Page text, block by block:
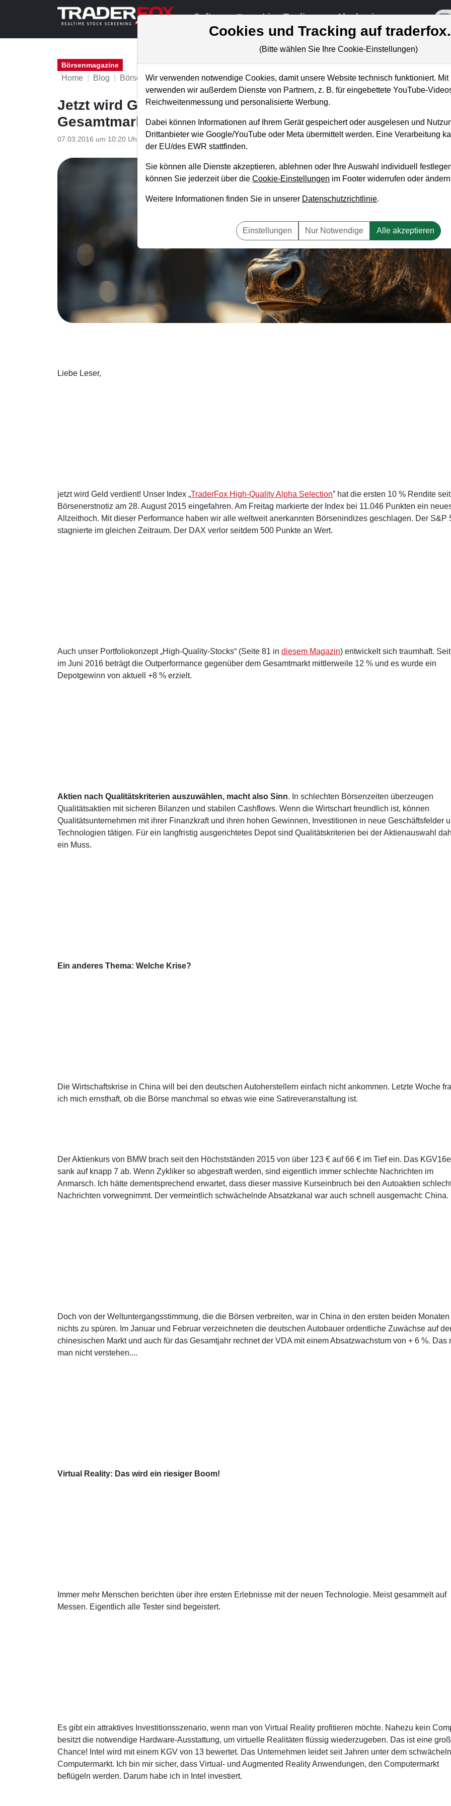
Software Live-Trading Akademie
Börsenmagazine
Home Blog Börsenmagazine
Jetzt wird Geld verdient: TraderFox-Konzepte lassen den
Gesamtmarkt links liegen!
07.03.2016 um 10:20 Uhr TraderFox GmbH
Liebe Leser,
jetzt wird Geld verdient! Unser Index „TraderFox High-Quality Alpha Selection” hat die ersten 10 % Rendite seit
Börsenerstnotiz am 28. August 2015 eingefahren. Am Freitag markierte der Index bei 11.046 Punkten ein
Allzeithoch. Mit dieser Performance haben wir alle weltweit anerkannten Börsenindizes geschlagen. Der S&P
stagnierte im gleichen Zeitraum. Der DAX verlor seitdem 500 Punkte an Wert.
Auch unser Portfoliokonzept „High-Quality-Stocks“ (Seite 81 in diesem Magazin) entwickelt sich traumhaft.
im Juni 2016 beträgt die Outperformance gegenüber dem Gesamtmarkt mittlerweile 12 % und es wurde ein
Depotgewinn von aktuell +8 % erzielt.
Aktien nach Qualitätskriterien auszuwählen, macht also Sinn. In schlechten Börsenzeiten überzeugen
Qualitätsaktien mit sicheren Bilanzen und stabilen Cashflows. Wenn die Wirtschart freundlich ist, können
Qualitätsunternehmen mit ihrer Finanzkraft und ihren hohen Gewinnen, Investitionen in neue Geschäftsfelder
Technologien tätigen. Für ein langfristig ausgerichtetes Depot sind Qualitätskriterien bei der Aktienauswahl
ein Muss.
Ein anderes Thema: Welche Krise?
Die Wirtschaftskrise in China will bei den deutschen Autoherstellern einfach nicht ankommen. Letzte Woche
ich mich ernsthaft, ob die Börse manchmal so etwas wie eine Satireveranstaltung ist.
Der Aktienkurs von BMW brach seit den Höchstständen 2015 von über 123 € auf 66 € im Tief ein. Das KGV16e
sank auf knapp 7 ab. Wenn Zykliker so abgestraft werden, sind eigentlich immer schlechte Nachrichten im
Anmarsch. Ich hätte dementsprechend erwartet, dass dieser massive Kurseinbruch bei den Autoaktien
Nachrichten vorwegnimmt. Der vermeintlich schwächelnde Absatzkanal war auch schnell ausgemacht: China.
Doch von der Weltuntergangsstimmung, die die Börsen verbreiten, war in China in den ersten beiden Monaten
nichts zu spüren. Im Januar und Februar verzeichneten die deutschen Autobauer ordentliche Zuwächse auf
chinesischen Markt und auch für das Gesamtjahr rechnet der VDA mit einem Absatzwachstum von + 6 %. Das
man nicht verstehen....
Virtual Reality: Das wird ein riesiger Boom!
Immer mehr Menschen berichten über ihre ersten Erlebnisse mit der neuen Technologie. Meist gesammelt auf
Messen. Eigentlich alle Tester sind begeistert.
Es gibt ein attraktives Investitionsszenario, wenn man von Virtual Reality profitieren möchte. Nahezu kein
besitzt die notwendige Hardware-Ausstattung, um virtuelle Realitäten flüssig wiederzugeben. Das ist eine
Chance! Intel wird mit einem KGV von 13 bewertet. Das Unternehmen leidet seit Jahren unter dem
Computermarkt. Ich bin mir sicher, dass Virtual- und Augmented Reality Anwendungen, den Computermarkt
beflügeln werden. Darum habe ich in Intel investiert.
Cookies und Tracking auf
(Bitte wählen Sie Ihre Cookie-Einstellungen)
Wir verwenden notwendige Cookies, damit unsere Website technisch funktioniert.
verwenden wir außerdem Dienste von Partnern, z. B. für eingebettete YouTube-
Reichweitenmessung und personalisierte Werbung.
Dabei können Informationen auf Ihrem Gerät gespeichert oder ausgelesen und
Drittanbieter wie Google/YouTube oder Meta übermittelt werden. Eine Verarbeitung
der EU/des EWR stattfinden.
Sie können alle Dienste akzeptieren, ablehnen oder Ihre Auswahl individuell
können Sie jederzeit über die Cookie-Einstellungen im Footer widerrufen oder
Weitere Informationen finden Sie in unserer Datenschutzrichtlinie.
Einstellungen Nur Notwendige Alle akzeptieren